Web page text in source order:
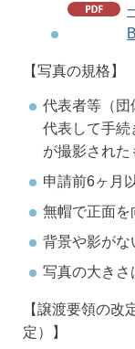
【写真の規格】
代表者等（団
代表して手続
が撮影された
申請前6ヶ月
無帽で正面を
背景や影がな
写真の大きさ
【譲渡要領の
定）】